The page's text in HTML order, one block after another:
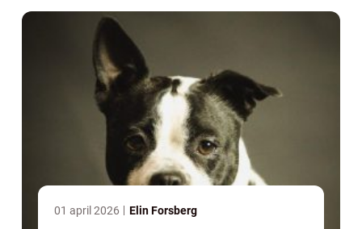
hundägare...
01 april 2026 Elin Forsberg